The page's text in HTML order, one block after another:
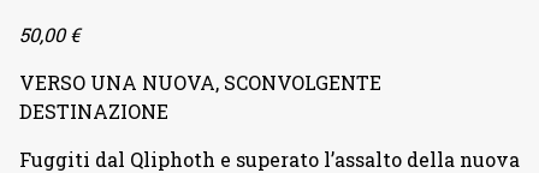
50,00 €
VERSO UNA NUOVA, SCONVOLGENTE
DESTINAZIONE
Fuggiti dal Qliphoth e superato l’assalto della nuova